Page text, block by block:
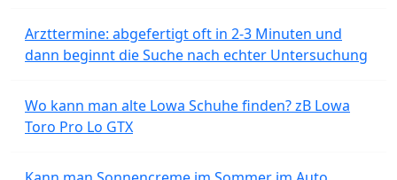
Arzttermine: abgefertigt oft in 2-3 Minuten und
dann beginnt die Suche nach echter Untersuchung
Wo kann man alte Lowa Schuhe finden? zB Lowa
Toro Pro Lo GTX